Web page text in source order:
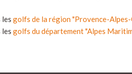
les golfs de la région "Provence-Alpes-
les golfs du département "Alpes